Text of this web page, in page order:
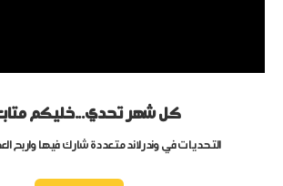
كل شهر تحدي...خليكم
التحديات في وندرلاند متعددة شارك فيها واربح